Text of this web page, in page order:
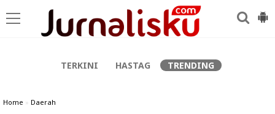
TERKINI HASTAG TRENDING
Home » Daerah